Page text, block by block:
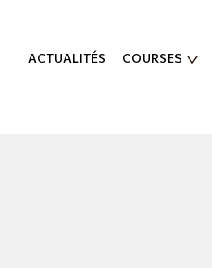
ACTUALITÉS COURSES